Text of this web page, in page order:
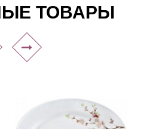
ТОВАРЫ